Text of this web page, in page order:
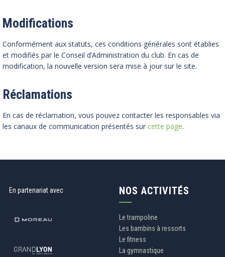
Modifications
Conformément aux statuts, ces conditions générales sont établies
et modifiés par le Conseil d’Administration du club. En cas de
modification, la nouvelle version sera mise à jour sur le site.
Réclamations
En cas de réclamation, vous pouvez contacter les responsables via
les canaux de communication présentés sur cette page.
En partenariat avec NOS ACTIVITÉS
Le trampoline
Les bambins à ressorts
Le fitness
La gymnastique